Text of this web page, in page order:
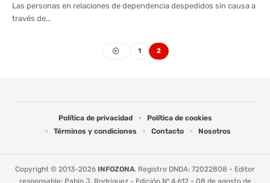
Las personas en relaciones de dependencia despedidos sin causa a
través de…
1 2
Política de privacidad
Política de cookies
Términos y condiciones
Contacto Nosotros
Copyright © 2013-2026 INFOZONA. Registro DNDA: 72022808 - Editor
responsable: Pablo J. Rodriguez - Edición Nº 4.612 - 08 de agosto de